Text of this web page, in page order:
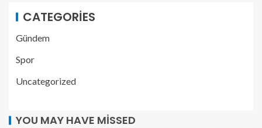
CATEGORIES
Gündem
Spor
Uncategorized
YOU MAY HAVE MISSED